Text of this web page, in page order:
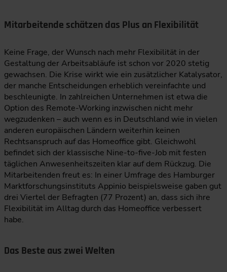
Mitarbeitende schätzen das Plus an Flexibilität
Keine Frage, der Wunsch nach mehr Flexibilität in der
Gestaltung der Arbeitsabläufe ist schon vor 2020 stetig
gewachsen. Die Krise wirkt wie ein zusätzlicher Katalysator,
der manche Entscheidungen erheblich vereinfachte und
beschleunigte. In zahlreichen Unternehmen ist etwa die
Option des Remote-Working inzwischen nicht mehr
wegzudenken – auch wenn es in Deutschland wie in vielen
anderen europäischen Ländern weiterhin keinen
Rechtsanspruch auf das Homeoffice gibt. Gleichwohl
befindet sich der klassische Nine-to-five-Job mit festen
täglichen Anwesenheitszeiten klar auf dem Rückzug. Die
Mitarbeitenden freut es: In einer Umfrage des Hamburger
Marktforschungsinstituts Appinio beispielsweise gaben gut
drei Viertel der Befragten (77 Prozent) an, dass sich ihre
Flexibilität im Alltag durch das Homeoffice verbessert
habe.
Das Beste aus zwei Welten